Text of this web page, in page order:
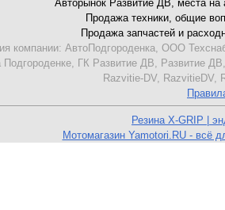
Авторынок Развитие ДВ, места на
Продажа техники, общие
Продажа запчастей и
компании: АвтоПодгороденка, ООО
Подгороденке, ГК Развитие ДВ,
Razvitie-DV, RazvitieDV,
Резина X-GRIP |
Мотомагазин Yamotori.RU - всё